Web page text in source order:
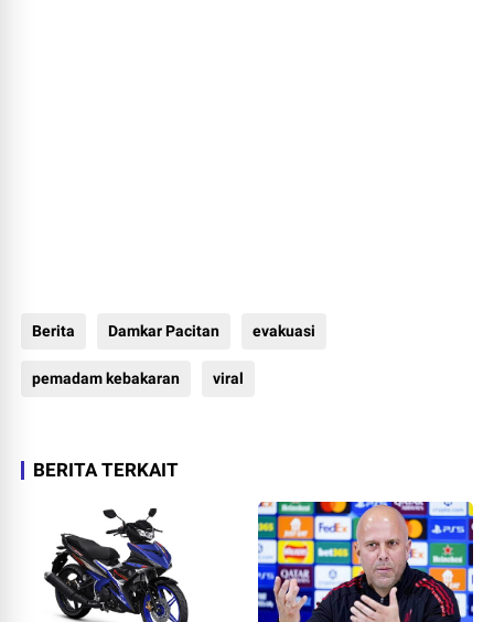
Berita Damkar Pacitan evakuasi
pemadam kebakaran viral
BERITA TERKAIT